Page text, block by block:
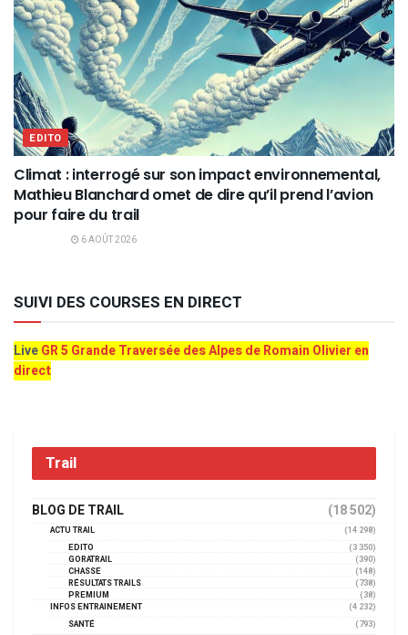
EDITO
Climat : interrogé sur son impact environnemental,
Mathieu Blanchard omet de dire qu’il prend l’avion
pour faire du trail
6 AOÛT 2026
SUIVI DES COURSES EN DIRECT
LiveGR 5 Grande Traversée des Alpes de Romain Olivier en
direct
Trail
BLOG DE TRAIL (18 502)
ACTU TRAIL
(14 298)
EDITO
(3 350)
GORATRAIL
(390)
CHASSE
(148)
RÉSULTATS TRAILS
(738)
PREMIUM
(38)
INFOS ENTRAINEMENT
(4 232)
SANTÉ
(793)